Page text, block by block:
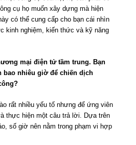
cụ họ muốn xây dựng mà hiện
có thể cung cấp cho bạn cái nhìn
kinh nghiệm, kiến thức và kỹ năng
mại điện tử tầm trung. Bạn
bao nhiêu giờ để chiến dịch
rất nhiều yếu tố nhưng để ứng viên
thực hiện một câu trả lời. Dựa trên
số giờ nên nằm trong phạm vi hợp